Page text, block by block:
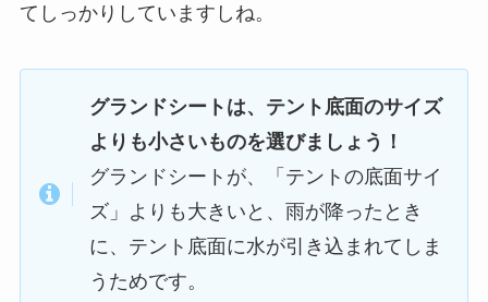
てしっかりしていますしね。
グランドシートは、テント底面のサイズ
よりも小さいものを選びましょう！
グランドシートが、「テントの底面サイ
ズ」よりも大きいと、雨が降ったとき
に、テント底面に水が引き込まれてしま
うためです。